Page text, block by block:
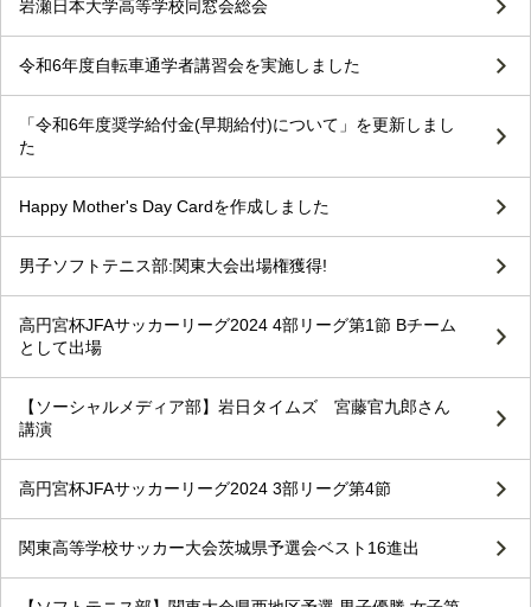
岩瀬日本大学高等学校同窓会総会
令和6年度自転車通学者講習会を実施しました
「令和6年度奨学給付金(早期給付)について」を更新しまし
た
Happy Mother's Day Cardを作成しました
男子ソフトテニス部:関東大会出場権獲得!
高円宮杯JFAサッカーリーグ2024 4部リーグ第1節 Bチーム
として出場
【ソーシャルメディア部】岩日タイムズ 宮藤官九郎さん
講演
高円宮杯JFAサッカーリーグ2024 3部リーグ第4節
関東高等学校サッカー大会茨城県予選会ベスト16進出